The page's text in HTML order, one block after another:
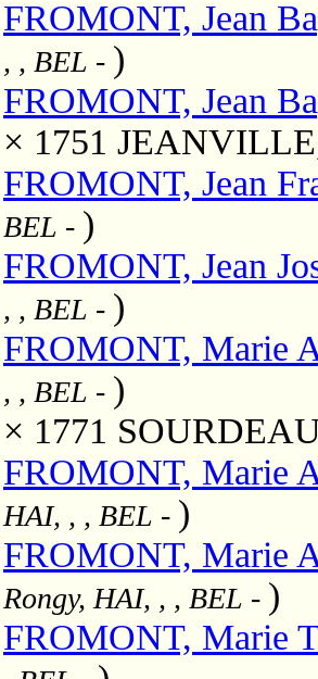
FROMONT, Jean
, , BEL - )
FROMONT, Jean
× 1751
FROMONT, Jean
BEL - )
FROMONT, Jean
, , BEL - )
FROMONT, Marie
, , BEL - )
× 1771
FROMONT, Marie
HAI, , , BEL - )
FROMONT, Marie
Rongy, HAI, , , BEL - )
FROMONT, Marie